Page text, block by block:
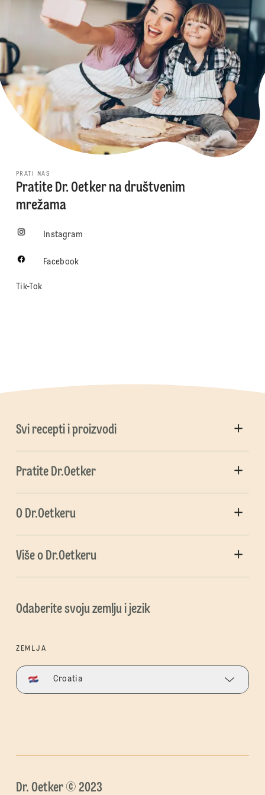
PRATI NAS
Pratite Dr. Oetker na društvenim
mrežama
Instagram
Facebook
Tik-Tok
Svi recepti i proizvodi
Pratite Dr.Oetker
O Dr.Oetkeru
Više o Dr.Oetkeru
Odaberite svoju zemlju i jezik
ZEMLJA
Croatia
Dr. Oetker © 2023